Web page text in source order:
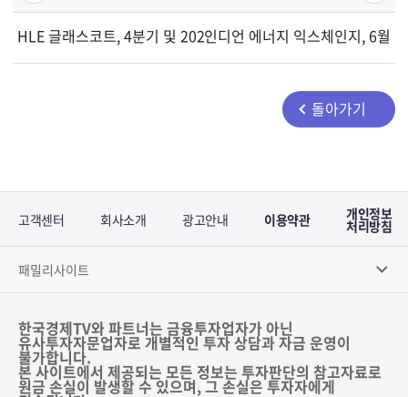
HLE 글래스코트, 4분기 및 2026회계연도 실적 발표 컨퍼런스콜
인디언 에너지 익스체인지, 6월
돌아가기
고객센터 회사소개 광고안내 이용약관 개인정보
처리방침
패밀리사이트
한국경제TV와 파트너는 금융투자업자가 아닌
유사투자자문업자로 개별적인 투자 상담과 자금 운영이
불가합니다.
본 사이트에서 제공되는 모든 정보는 투자판단의 참고자료로
원금 손실이 발생할 수 있으며, 그 손실은 투자자에게